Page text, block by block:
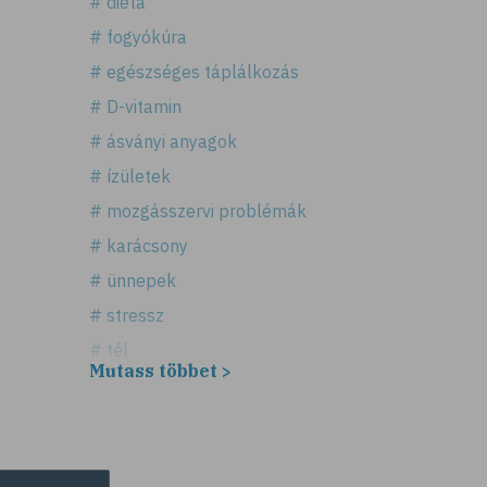
# fogyókúra
# egészséges táplálkozás
# D-vitamin
# ásványi anyagok
# ízületek
# mozgásszervi problémák
# karácsony
# ünnepek
# stressz
# tél
Mutass többet >